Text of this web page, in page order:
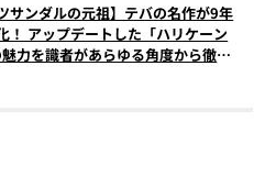
サンダルの元祖】テバの名作が9年
！ アップデートした「ハリケーン
力を識者があらゆる角度から徹底